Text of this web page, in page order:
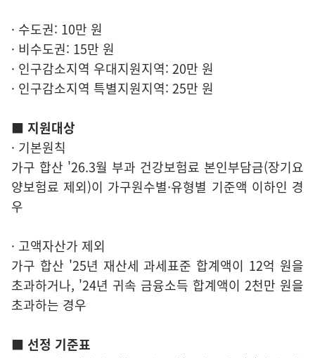
· 수도권: 10만 원
· 비수도권: 15만 원
· 인구감소지역 우대지원지역: 20만 원
· 인구감소지역 특별지원지역: 25만 원
■ 지원대상
· 기본원칙
가구 합산 '26.3월 부과 건강보험료 본인부담금(장기요
양보험료 제외)이 가구원수별·유형별 기준액 이하인 경
우
· 고액자산가 제외
가구 합산 '25년 재산세 과세표준 합계액이 12억 원을
초과하거나, '24년 귀속 금융소득 합계액이 2천만 원을
초과하는 경우
■ 선정 기준표